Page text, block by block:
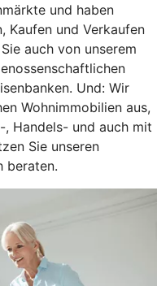
und haben
Kaufen und Verkaufen
auch von unserem
Und: Wir
Wohnimmobilien aus,
Handels- und auch mit
Sie unseren
beraten.